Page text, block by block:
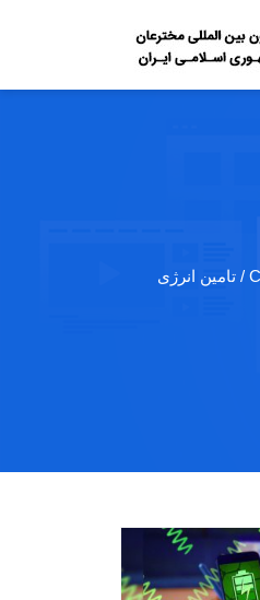
/ Case Study / تامین انرژی